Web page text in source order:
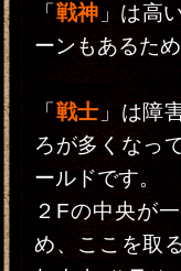
「戦神 」は高
ーンもあるた
「 戦士」は障
ろが多くなっ
ールドです。
２Fの中央が
め、ここを取